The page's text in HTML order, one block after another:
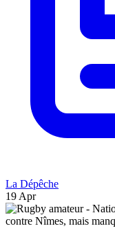
La Dépêche
19 Apr